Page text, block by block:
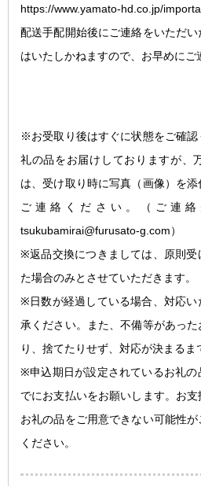
https://www.yamato-hd.co.jp/
配送手配開始後にご連絡をいただ
はいたしかねますので、お早めにご
※お受取り後はすぐに状態をご確
礼の品をお届けしておりますが、
は、受け取り時に写真（画像）を
ご連絡ください。
（ご連
tsukubamirai@furusato-g.com）
※返品交換につきましては、原則
た場合のみとさせていただきます。
※日数が経過している場合、対応い
承ください。また、不備等があっ
り、捨てたりせず、対応が決まるま
※申込期日が設定されているお礼の
でにお支払いをお願いします。お支
お礼の品をご用意できない可能性
ください。